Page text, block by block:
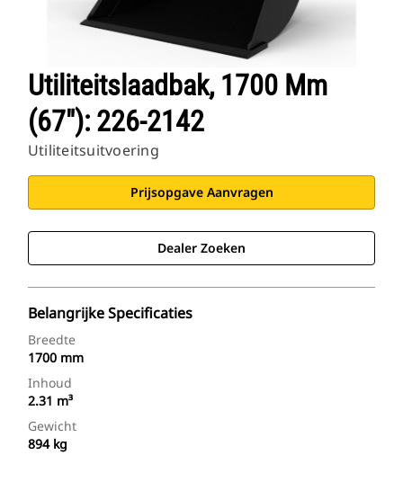
Utiliteitslaadbak, 1700 Mm
(67"): 226-2142
Utiliteitsuitvoering
Prijsopgave Aanvragen
Dealer Zoeken
Belangrijke Specificaties
Breedte
1700 mm
Inhoud
2.31 m³
Gewicht
894 kg